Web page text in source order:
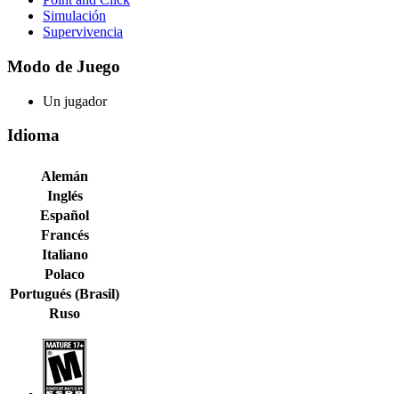
Simulación
Supervivencia
Modo de Juego
Un jugador
Idioma
Alemán
Inglés
Español
Francés
Italiano
Polaco
Portugués (Brasil)
Ruso